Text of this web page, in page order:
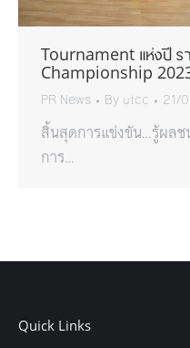
Tournament แห่งปี ร
Championship
PR News By utcc 21/
สิ้นสุดการแข่งขัน…รู้ผล
การ…
Quick Links